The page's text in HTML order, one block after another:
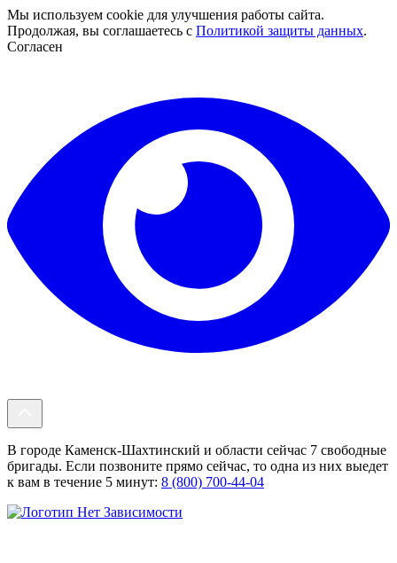
Мы используем cookie для улучшения работы сайта.
Продолжая, вы соглашаетесь с Политикой защиты данных.
Согласен
В городе Каменск-Шахтинский и области сейчас 7 свободные
бригады. Если позвоните прямо сейчас, то одна из них выедет
к вам в течение 5 минут: 8 (800) 700-44-04